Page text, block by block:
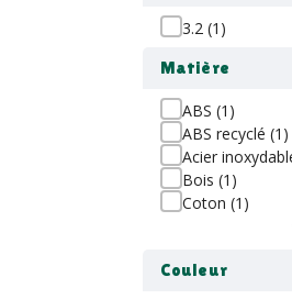
3.2 (1)
Matière
ABS (1)
ABS recyclé (1)
Acier
Bois (1)
Coton (1)
Couleur